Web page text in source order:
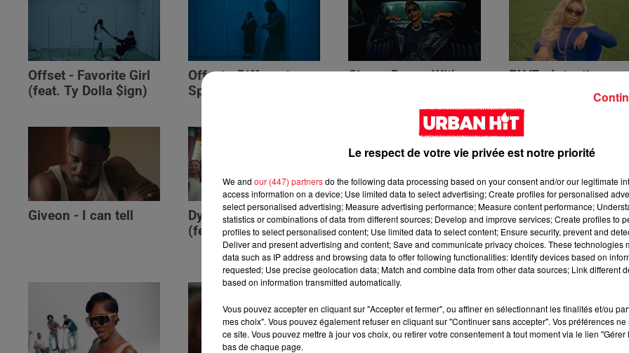
Offset - Favorite Girl
(feat. Ty Dolla $ign)
Offset - Different
Species (feat. Gunna)
Ciara - Dance With
FAVE - Intentions
Giveon - I can tell
Dyce - U GOTTA
(feat. The Limba)
Tink & Bryson Tiller -
Can We Talk?
Rick Ross - For The
Money (feat.
Williams)
Le respect de votre vie privée est notre priorité
We and our (447) partnersdo the following data processing based on your consent and/or our legitimate
access information on a device; Use limited data to select advertising; Create profiles for personalised
select personalised advertising; Measure advertising performance; Measure content performance;
statistics or combinations of data from different sources; Develop and improve services; Create profiles to
profiles to select personalised content; Use limited data to select content; Ensure security, prevent and
Deliver and present advertising and content; Save and communicate privacy choices. These technologies
data such as IP address and browsing data to offer following functionalities: Identify devices based on
requested; Use precise geolocation data; Match and combine data from other data sources; Link different
based on information transmitted automatically.
Vous pouvez accepter en cliquant sur "Accepter et fermer", ou affiner en sélectionnant les finalités et/ou
mes choix". Vous pouvez également refuser en cliquant sur "Continuer sans accepter". Vos préférences
ce site. Vous pouvez mettre à jour vos choix, ou retirer votre consentement à tout moment via le lien
bas de chaque page.